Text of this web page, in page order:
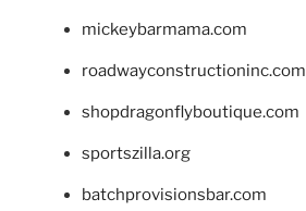
mickeybarmama.com
roadwayconstructioninc.com
shopdragonflyboutique.com
sportszilla.org
batchprovisionsbar.com